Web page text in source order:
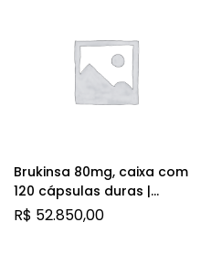
Brukinsa 80mg, caixa com
120 cápsulas duras |
Zanubrutinibe
R$ 52.850,00